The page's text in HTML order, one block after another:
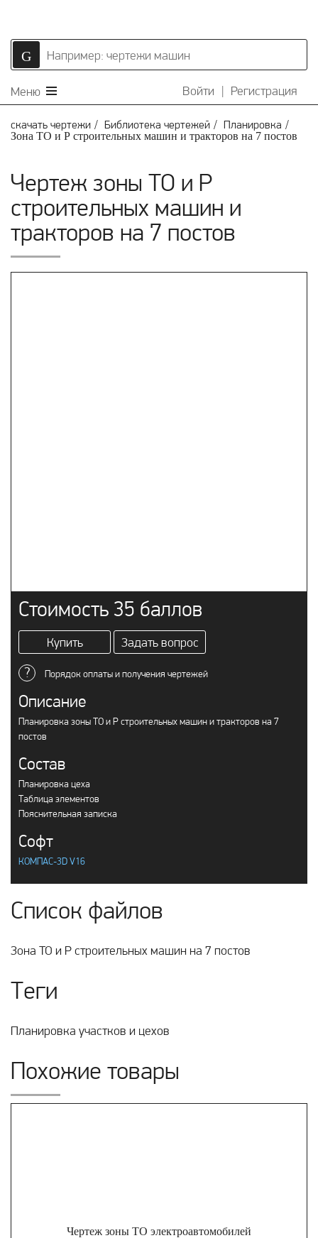
Меню Войти | Регистрация
скачать чертежи Библиотека чертежей Планировка
Зона ТО и Р строительных машин и тракторов на 7 постов
Чертеж зоны ТО и Р
строительных машин и
тракторов на 7 постов
Стоимость 35 баллов
Купить Задать вопрос
? Порядок оплаты и получения чертежей
Описание
Планировка зоны ТО и Р строительных машин и тракторов на 7
постов
Состав
Планировка цеха
Таблица элементов
Пояснительная записка
Софт
КОМПАС-3D V16
Список файлов
Зона ТО и Р строительных машин на 7 постов
Теги
Планировка участков и цехов
Похожие товары
Чертеж зоны ТО электроавтомобилей